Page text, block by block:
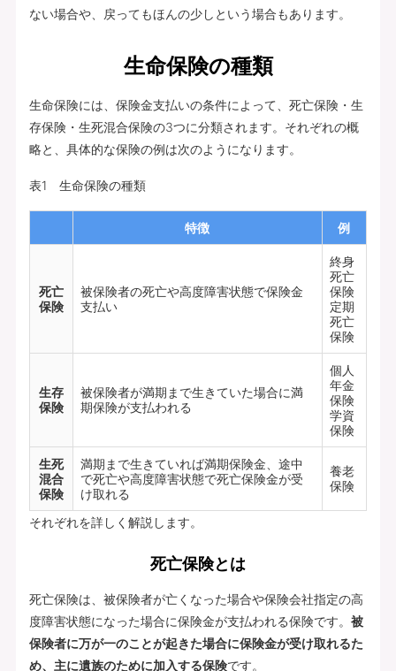
ない場合や、戻ってもほんの少しという場合もあります。
生命保険の種類
生命保険には、保険金支払いの条件によって、死亡保険・生
存保険・生死混合保険の3つに分類されます。それぞれの概
略と、具体的な保険の例は次のようになります。
表1 生命保険の種類
特徴 例
死亡
保険
被保険者の死亡や高度障害状態で保険金
支払い
終身
死亡
保険
定期
死亡
保険
生存
保険
被保険者が満期まで生きていた場合に満
期保険が支払われる
個人
年金
保険
学資
保険
生死
混合
保険
満期まで生きていれば満期保険金、途中
で死亡や高度障害状態で死亡保険金が受
け取れる
養老
保険
それぞれを詳しく解説します。
死亡保険とは
死亡保険は、被保険者が亡くなった場合や保険会社指定の高
度障害状態になった場合に保険金が支払われる保険です。 被
保険者に万が一のことが起きた場合に保険金が受け取れるた
め、主に遺族のために加入する保険です。